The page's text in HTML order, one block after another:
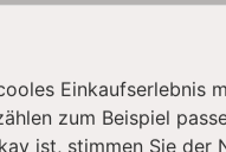
Einkaufserlebnis
zum Beispiel
ist, stimmen Sie